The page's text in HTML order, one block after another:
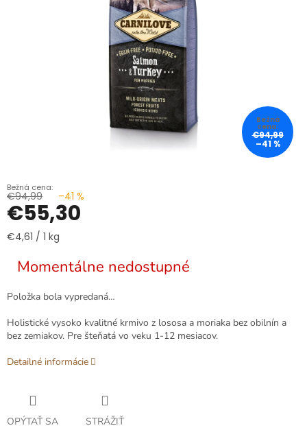
€94,99
–41 %
€94,99 –41 %
€55,30
Jednotková
€4,61 / 1 kg
Momentálne nedostupné
Položka bola vypredaná…
Holistické vysoko kvalitné krmivo z lososa a moriaka bez obilnín a
bez zemiakov. Pre šteňatá vo veku 1-12 mesiacov.
Detailné informácie
OPÝTAŤ SA STRÁŽIŤ